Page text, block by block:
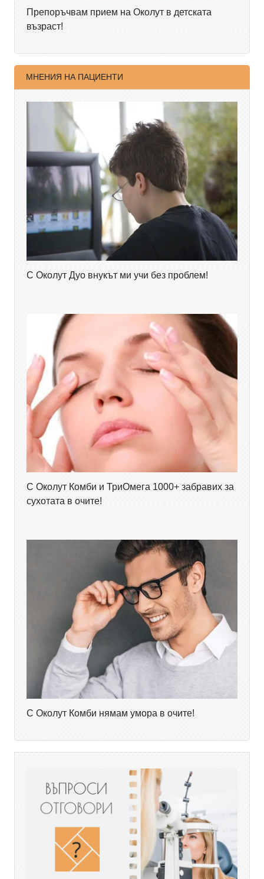
Препоръчвам прием на Околут в детската
възраст!
МНЕНИЯ НА ПАЦИЕНТИ
С Околут Дуо внукът ми учи без проблем!
С Околут Комби и ТриОмега 1000+ забравих за
сухотата в очите!
С Околут Комби нямам умора в очите!